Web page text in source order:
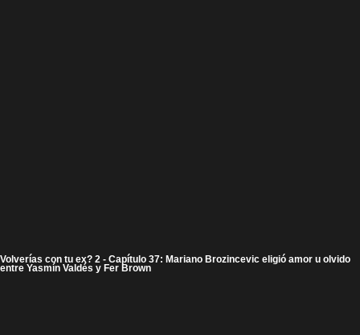
Volverías con tu ex? 2 - Capítulo 37: Mariano Brozincevic eligió amor u olvido
entre Yasmín Valdés y Fer Brown